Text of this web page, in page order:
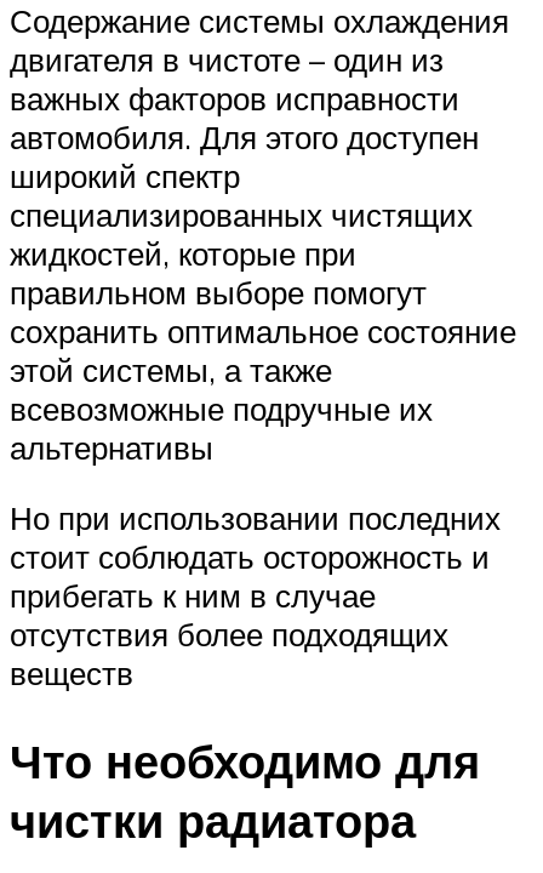
Содержание системы охлаждения
двигателя в чистоте – один из
важных факторов исправности
автомобиля. Для этого доступен
широкий спектр
специализированных чистящих
жидкостей, которые при
правильном выборе помогут
сохранить оптимальное состояние
этой системы, а также
всевозможные подручные их
альтернативы
Но при использовании последних
стоит соблюдать осторожность и
прибегать к ним в случае
отсутствия более подходящих
веществ
Что необходимо для
чистки радиатора